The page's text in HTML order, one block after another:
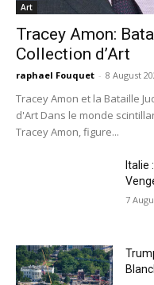
Art
Tracey Amon:
Collection d’Art
raphael Fouquet - 8 August
Tracey Amon et la Bataille
d'Art Dans le monde
Tracey Amon, figure...
Italie
7